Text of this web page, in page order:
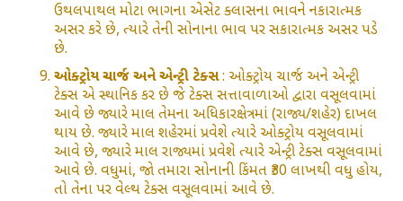
ઉથલપાથલ મોટા ભાગના એસેટ ક્લાસના ભાવને નકારાત્મક
અસર કરે છે, ત્યારે તેની સોનાના ભાવ પર સકારાત્મક અસર પડે
છે.
ઓક્ટ્રોય ચાર્જ અને એન્ટ્રી ટેક્સ: ઓક્ટ્રોય ચાર્જ અને એન્ટ્રી
ટેક્સ એ સ્થાનિક કર છે જે ટેક્સ સત્તાવાળાઓ દ્વારા વસૂલવામાં
આવે છે જ્યારે માલ તેમના અધિકારક્ષેત્રમાં (રાજ્ય/શહેર) દાખલ
થાય છે. જ્યારે માલ શહેરમાં પ્રવેશે ત્યારે ઓક્ટ્રોય વસૂલવામાં
આવે છે, જ્યારે માલ રાજ્યમાં પ્રવેશે ત્યારે એન્ટ્રી ટેક્સ વસૂલવામાં
આવે છે. વધુમાં, જો તમારા સોનાની કિંમત ₹30 લાખથી વધુ હોય,
તો તેના પર વેલ્થ ટેક્સ વસૂલવામાં આવે છે.